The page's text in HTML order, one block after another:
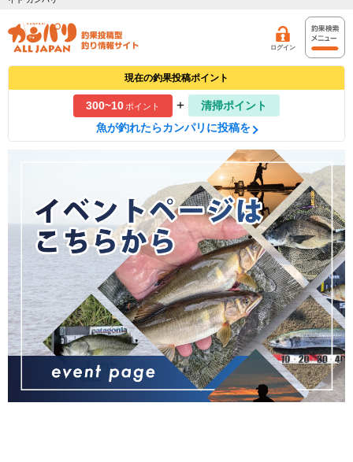
ログイン
現在の釣果投稿ポイント
300~10ポイント +
清掃ポイント
魚が釣れたらカンパリに投稿を